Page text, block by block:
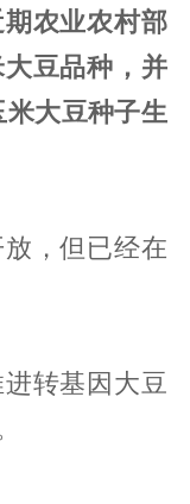
农业农村部
豆品种，并
大豆种子生
，但已经在
转基因大豆